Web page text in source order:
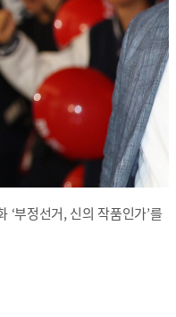
부정선거, 신의 작품인가’를